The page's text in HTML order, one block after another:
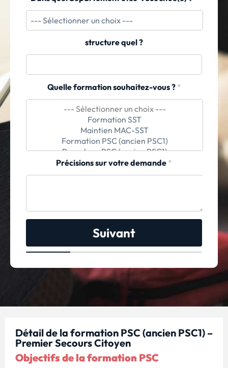
structure quel ?
Quelle formation souhaitez-vous ? *
Précisions sur votre demande *
Suivant
Détail de la formation PSC (ancien PSC1) –
Premier Secours Citoyen
Objectifs de la formation PSC